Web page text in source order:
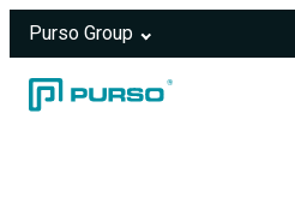
Purso Group